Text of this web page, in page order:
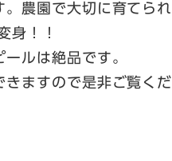
農園で大切に育てられ
身！！
ルは絶品です。
きますので是非ご覧くだ